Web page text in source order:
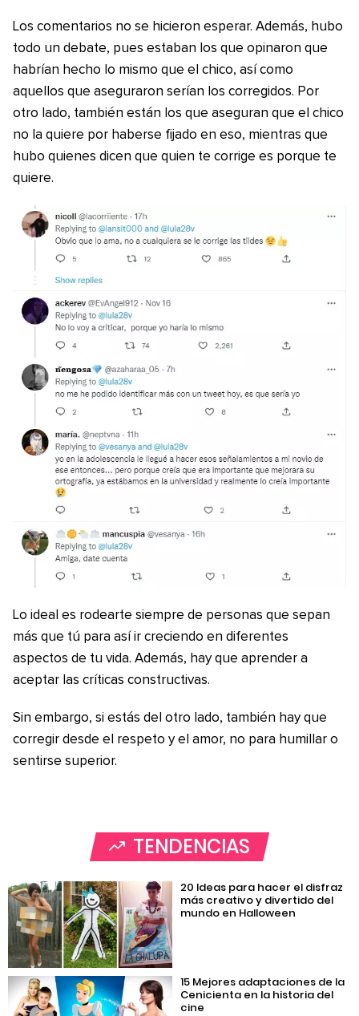
Los comentarios no se hicieron esperar. Además, hubo
todo un debate, pues estaban los que opinaron que
habrían hecho lo mismo que el chico, así como
aquellos que aseguraron serían los corregidos. Por
otro lado, también están los que aseguran que el chico
no la quiere por haberse fijado en eso, mientras que
hubo quienes dicen que quien te corrige es porque te
quiere.
Lo ideal es rodearte siempre de personas que sepan
más que tú para así ir creciendo en diferentes
aspectos de tu vida. Además, hay que aprender a
aceptar las críticas constructivas.
Sin embargo, si estás del otro lado, también hay que
corregir desde el respeto y el amor, no para humillar o
sentirse superior.
TENDENCIAS
20 Ideas para hacer el disfraz
más creativo y divertido del
mundo en Halloween
15 Mejores adaptaciones de la
Cenicienta en la historia del
cine